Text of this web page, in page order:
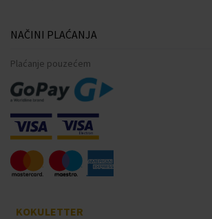
NAČINI PLAĆANJA
Plaćanje pouzećem
KOKULETTER